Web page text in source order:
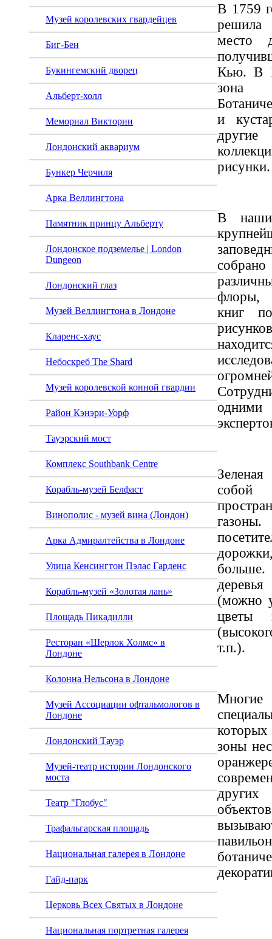
Музей королевских гвардейцев
Биг-Бен
Букингемский дворец
Альберт-холл
Мемориал Виктории
Лондонский аквариум
Бункер Черчиля
Арка Веллингтона
Памятник принцу Альберту
Лондонское подземелье | London
Dungeon
Лондонский глаз
Музей Веллингтона в Лондоне
Кларенс-хаус
Небоскреб The Shard
Му­зей королевской конной гвардии
Район Кэнэри-Уорф
Тауэрский мост
Комплекс Southbank Centre
Корабль-музей Белфаст
Винополис - музей вина (Лондон)
Арка Адмиралтейства в Лондоне
Улица Кенсингтон Пэлас Гарденс
Корабль-музей «Золотая лань»
Площадь Пикадилли
Ресторан «Шерлок Холмс» в
Лондоне
Колонна Нельсона в Лондоне
Музей Ассоциации офтальмологов в
Лондоне
Лондонский Тауэр
Музей-театр истории Лондонского
моста
Театр "Глобус"
Трафальгарская площадь
Национальная галерея в Лондоне
Гайд-парк
Церковь Всех Святых в Лондоне
Национальная портретная галерея
В 1759
решила
место
Кью. В
зона
и
рисунки.
В
флоры,
книг
одними
больше.
(можно
цветы
т.п.).
которых
зоны